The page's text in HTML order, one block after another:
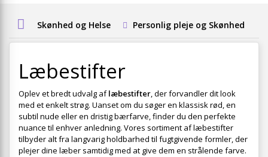
Skønhed og Helse Personlig pleje og Skønhed
Læbestifter
Oplev et bredt udvalg aflæbestifter, der forvandler dit look
med et enkelt strøg. Uanset om du søger en klassisk rød, en
subtil nude eller en dristig bærfarve, finder du den perfekte
nuance til enhver anledning. Vores sortiment af læbestifter
tilbyder alt fra langvarig holdbarhed til fugtgivende formler, der
plejer dine læber samtidig med at give dem en strålende farve.